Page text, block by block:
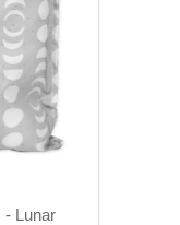
- Lunar